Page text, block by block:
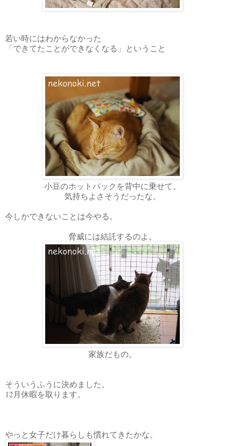
若い時にはわからなかった
「できてたことができなくなる」ということ
小豆のホットパックを背中に乗せて。
気持ちよさそうだったな。
今しかできないことは今やる。
脅威には結託するのよ。
家族だもの。
そういうふうに決めました。
12月休暇を取ります。
やっと女子だけ暮らしも慣れてきたかな。